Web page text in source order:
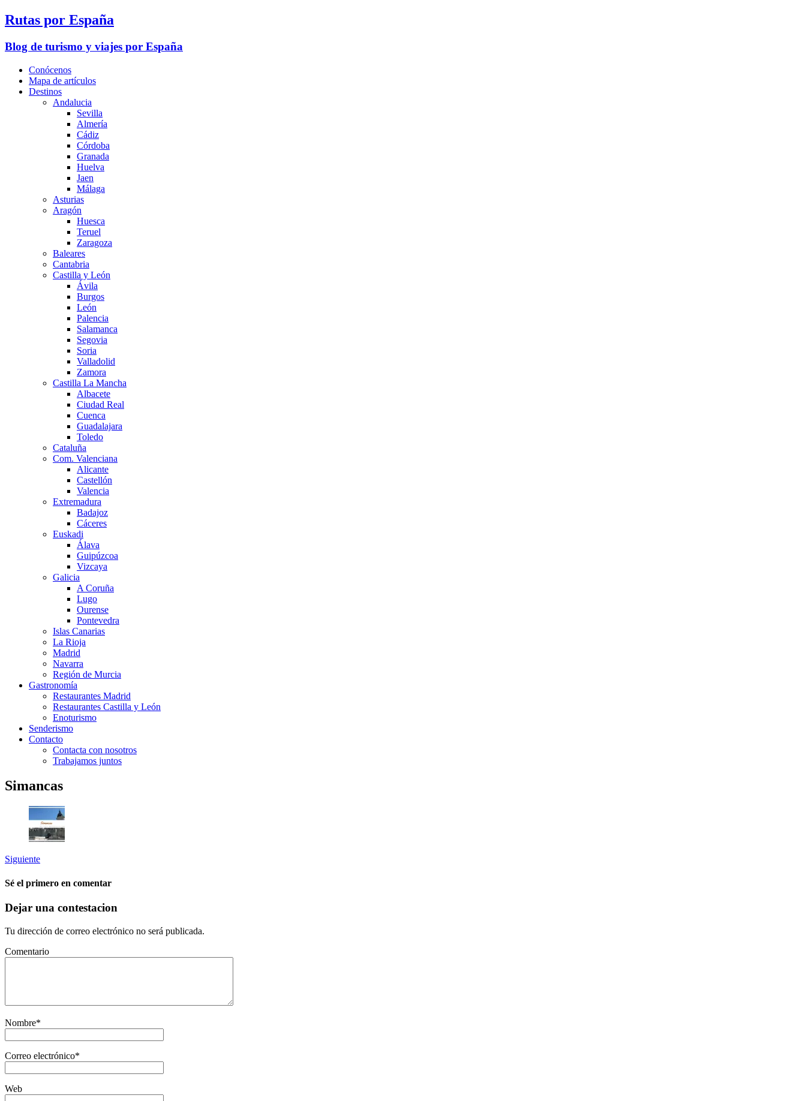
Rutas por España
Blog de turismo y viajes por España
Conócenos
Mapa de artículos
Destinos
Andalucia
Sevilla
Almería
Cádiz
Córdoba
Granada
Huelva
Jaen
Málaga
Asturias
Aragón
Huesca
Teruel
Zaragoza
Baleares
Cantabria
Castilla y León
Ávila
Burgos
León
Palencia
Salamanca
Segovia
Soria
Valladolid
Zamora
Castilla La Mancha
Albacete
Ciudad Real
Cuenca
Guadalajara
Toledo
Cataluña
Com. Valenciana
Alicante
Castellón
Valencia
Extremadura
Badajoz
Cáceres
Euskadi
Álava
Guipúzcoa
Vizcaya
Galicia
A Coruña
Lugo
Ourense
Pontevedra
Islas Canarias
La Rioja
Madrid
Navarra
Región de Murcia
Gastronomía
Restaurantes Madrid
Restaurantes Castilla y León
Enoturismo
Senderismo
Contacto
Contacta con nosotros
Trabajamos juntos
Simancas
Siguiente
Sé el primero en comentar
Dejar una contestacion
Tu dirección de correo electrónico no será publicada.
Comentario
Nombre*
Correo electrónico*
Web